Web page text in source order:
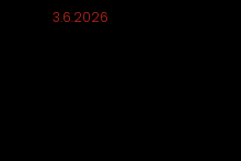
3.6.2026